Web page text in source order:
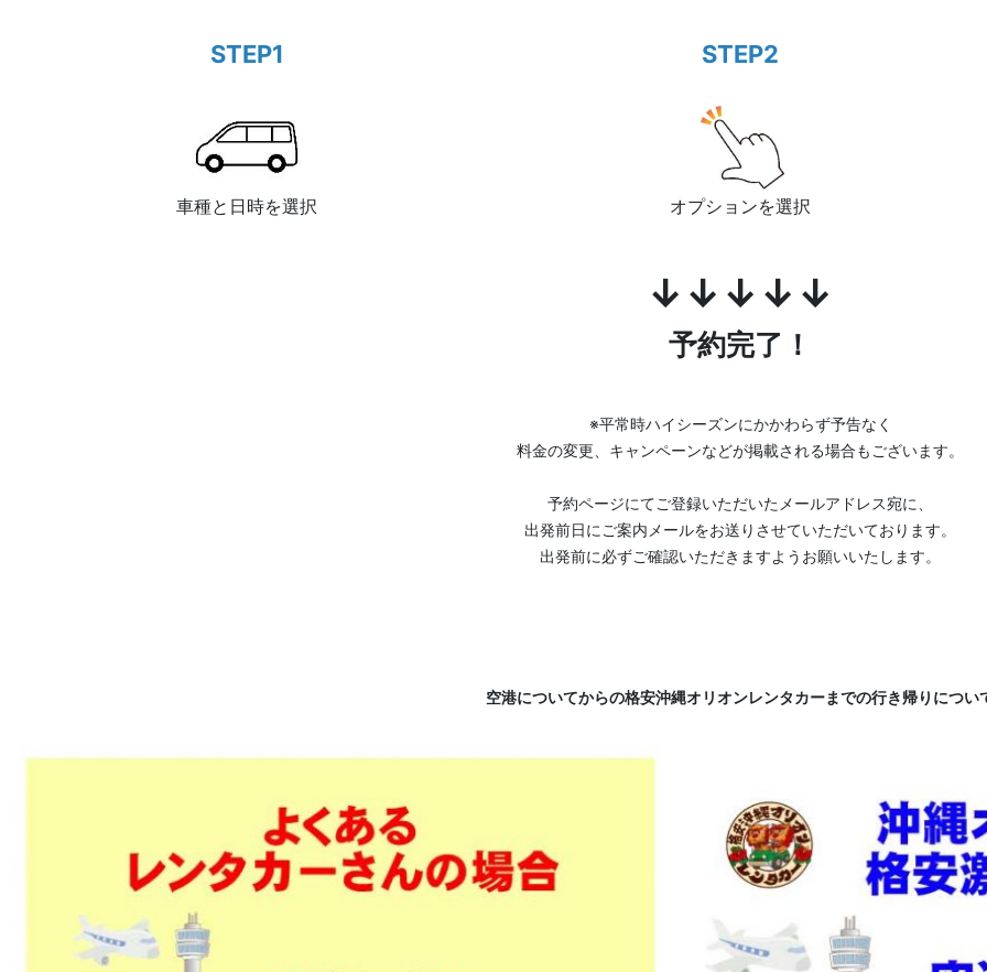
STEP1 STEP2
車種と日時を選択 オプションを選択
↓↓↓↓↓
予約完了！
※平常時ハイシーズンにかかわらず予告なく
料金の変更、キャンペーンなどが掲載される場合もございます。
予約ページにてご登録いただいたメールアドレス宛に、
出発前日にご案内メールをお送りさせていただいております。
出発前に必ずご確認いただきますようお願いいたします。
空港についてからの格安沖縄オリオンレンタカーまでの行き帰りについ